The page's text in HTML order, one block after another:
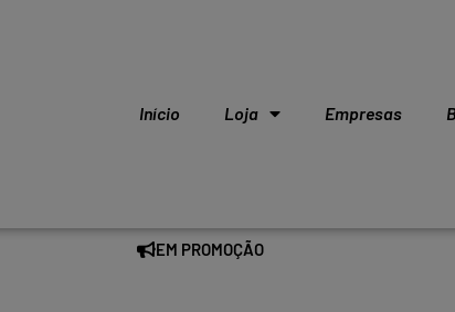
Início Loja Empresas
EM PROMOÇÃO